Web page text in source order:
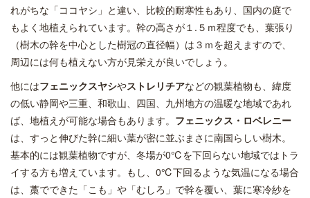
れがちな「ココヤシ」と違い、比較的耐寒性もあり、国内の庭で
もよく地植えられています。幹の高さが１.５ｍ程度でも、葉張り
（樹木の幹を中心とした樹冠の直径幅）は３ｍを超えますので、
周辺には何も植えない方が見栄えが良いでしょう。
他にはフェニックスヤシやストレリチアなどの観葉植物も、緯度
の低い静岡や三重、和歌山、四国、九州地方の温暖な地域であれ
ば、地植えが可能な場合もあります。 フェニックス・ロベレニー
は、すっと伸びた幹に細い葉が密に並ぶまさに南国らしい樹木。
基本的には観葉植物ですが、冬場が0℃を下回らない地域ではトラ
イする方も増えています。もし、0℃下回るような気温になる場合
は、藁でできた「こも」や「むしろ」で幹を覆い、葉に寒冷紗を